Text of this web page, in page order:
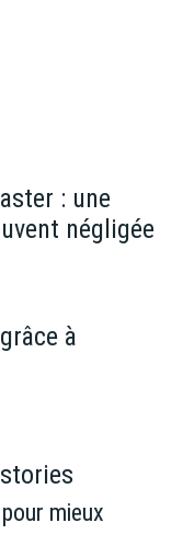
: une
négligée
à
mieux